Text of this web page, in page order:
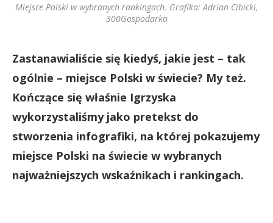
Miejsce Polski w wybranych rankingach. Grafika: Adrian Cibicki,
300Gospodarka
Zastanawialiście się kiedyś, jakie jest – tak
ogólnie – miejsce Polski w świecie? My też.
Kończące się właśnie Igrzyska
wykorzystaliśmy jako pretekst do
stworzenia infografiki, na której pokazujemy
miejsce Polski na świecie w wybranych
najważniejszych wskaźnikach i rankingach.